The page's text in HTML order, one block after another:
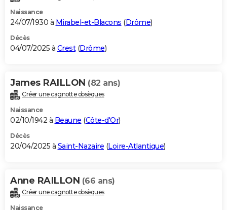
Naissance
24/07/1930 à Mirabel-et-Blacons (Drôme)
Décès
04/07/2025 à Crest(Drôme)
James RAILLON (82 ans)
Créer une cagnotte obsèques
Naissance
02/10/1942 à Beaune (Côte-d'Or)
Décès
20/04/2025 à Saint-Nazaire (Loire-Atlantique)
Anne RAILLON (66 ans)
Créer une cagnotte obsèques
Naissance